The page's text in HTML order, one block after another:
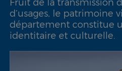
d’usages, le patrimoine
département constitue
identitaire et culturelle.